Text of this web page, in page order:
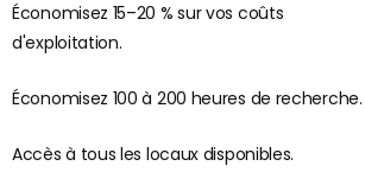
Économisez 15–20 % sur vos coûts
d'exploitation.
Économisez 100 à 200 heures de recherche.
Accès à tous les locaux disponibles.